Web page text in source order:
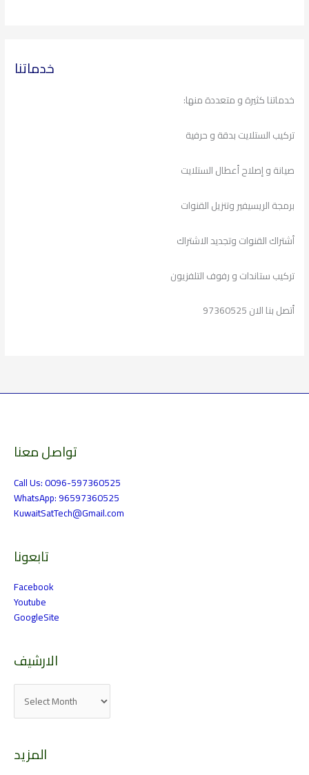
خدماتنا
خدماتنا كثيرة و متعددة منها:
تركيب الستلايت بدقة و حرفية
صيانة و إصلاح أعطال الستلايت
برمجة الريسيفير وتنزيل القنوات
أشتراك القنوات وتجديد الاشتراك
تركيب ستاندات و رفوف التلفزيون
أتصل بنا الان 97360525
تواصل معنا
Call Us: 0096-597360525
WhatsApp: 96597360525
KuwaitSatTech@Gmail.com
تابعونا
Facebook
Youtube
GoogleSite
الارشيف
الارشيف
المزيد